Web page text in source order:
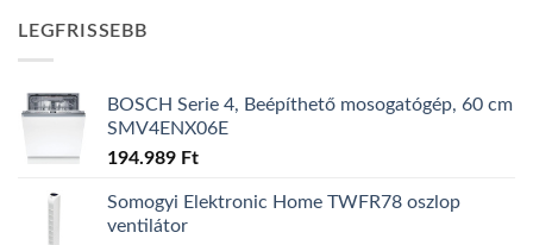
LEGFRISSEBB
BOSCH Serie 4, Beépíthető mosogatógép, 60 cm
SMV4ENX06E
194.989 Ft
Somogyi Elektronic Home TWFR78 oszlop
ventilátor